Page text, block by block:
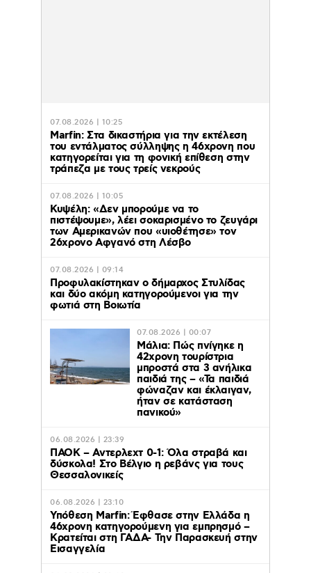
07.08.2026 | 10:25
Marfin: Στα δικαστήρια για την εκτέλεση
του εντάλματος σύλληψης η 46χρονη που
κατηγορείται για τη φονική επίθεση στην
τράπεζα με τους τρείς νεκρούς
07.08.2026 | 10:05
Κυψέλη: «Δεν μπορούμε να το
πιστέψουμε», λέει σοκαρισμένο το ζευγάρι
των Αμερικανών που «υιοθέτησε» τον
26χρονο Αφγανό στη Λέσβο
07.08.2026 | 09:14
Προφυλακίστηκαν ο δήμαρχος Στυλίδας
και δύο ακόμη κατηγορούμενοι για την
φωτιά στη Βοιωτία
07.08.2026 | 00:07
Μάλια: Πώς πνίγηκε η
42χρονη τουρίστρια
μπροστά στα 3 ανήλικα
παιδιά της – «Τα παιδιά
φώναζαν και έκλαιγαν,
ήταν σε κατάσταση
πανικού»
06.08.2026 | 23:39
ΠΑΟΚ – Αντερλεχτ 0-1: Όλα στραβά και
δύσκολα! Στο Βέλγιο η ρεβάνς για τους
Θεσσαλονικείς
06.08.2026 | 23:10
Υπόθεση Marfin: Έφθασε στην Ελλάδα η
46χρονη κατηγορούμενη για εμπρησμό –
Κρατείται στη ΓΑΔΑ- Την Παρασκευή στην
Εισαγγελία